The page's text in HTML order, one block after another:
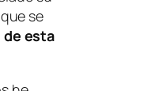
se
de esta